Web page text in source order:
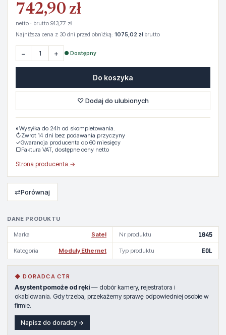
DANE PRODUKTU
Marka Satel Nr produktu 1045
Kategoria Moduly Ethernet Typ produktu EOL
◆ DORADCA CTR
Asystent pomoże od ręki — dobór kamery, rejestratora i
okablowania. Gdy trzeba, przekażemy sprawę odpowiedniej osobie w
firmie.
Napisz do doradcy →
742,90 zł
netto · brutto 913,77 zł
Najniższa cena z 30 dni przed obniżką: 1075,02 złbrutto
− + ● Dostępny
Do koszyka
♡ Dodaj do ulubionych
◐ Wysyłka do 24h od skompletowania.
↻Zwrot 14 dni bez podawania przyczyny
✓Gwarancja producenta do 60 miesięcy
▢Faktura VAT, dostępne ceny netto
Strona producenta →
⇄Porównaj